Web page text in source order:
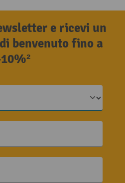
e ricevi un
benvenuto fino a